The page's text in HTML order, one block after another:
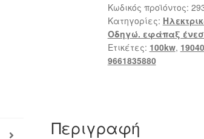
Κωδικός προϊόντος:
Κατηγορίες:
Οδηγώ. εφάπαξ
Ετικέτες: 100kw,
9661835880
Περιγραφή